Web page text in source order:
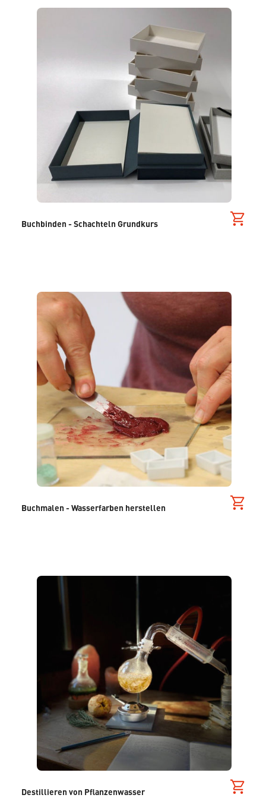
Buchbinden - Schachteln Grundkurs
Buchmalen - Wasserfarben herstellen
Destillieren von Pflanzenwasser